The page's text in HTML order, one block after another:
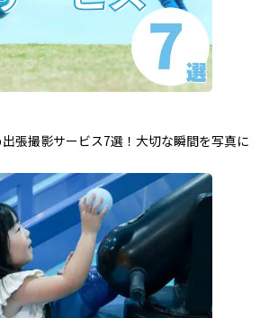
出張撮影サービス7選！大切な瞬間を写真に